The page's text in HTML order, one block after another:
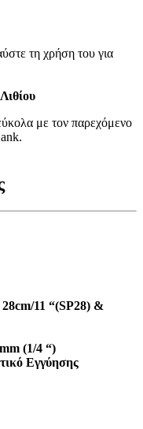
τη χρήση του για
με τον παρεχόμενο
11 “(SP28) &
(1/4 “)
Εγγύησης